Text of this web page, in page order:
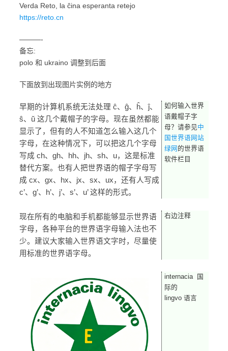
Verda Reto, la ĉina esperanta retejo
https://reto.cn
———-
备忘:
polo 和 ukraino 调整到后面
下面放到出现图片实例的地方
早期的计算机系统无法处理 ĉ、ĝ、ĥ、ĵ、
ŝ、ŭ 这几个戴帽子的字母。现在虽然都能
显示了，但有的人不知道怎么输入这几个
字母，在这种情况下，可以把这几个字母
写成 ch、gh、hh、jh、sh、u，这是标准
替代方案。也有人把世界语的帽子字母写
成 cx、gx、hx、jx、sx、ux，还有人写成
c’、g’、h’、j’、s’、u’ 这样的形式。
如何输入世界
语戴帽子字
母？请参见中
国世界语网站
绿网 的世界语
软件栏目
现在所有的电脑和手机都能够显示世界语
字母，各种平台的世界语字母输入法也不
少。建议大家输入世界语文字时，尽量使
用标准的世界语字母。
右边注释
internacia 国
际的
lingvo 语言